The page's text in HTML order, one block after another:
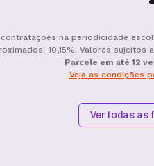
na periodicidade
10,15%. Valores
Parcele em até 12
Veja as condições
Ver todas as